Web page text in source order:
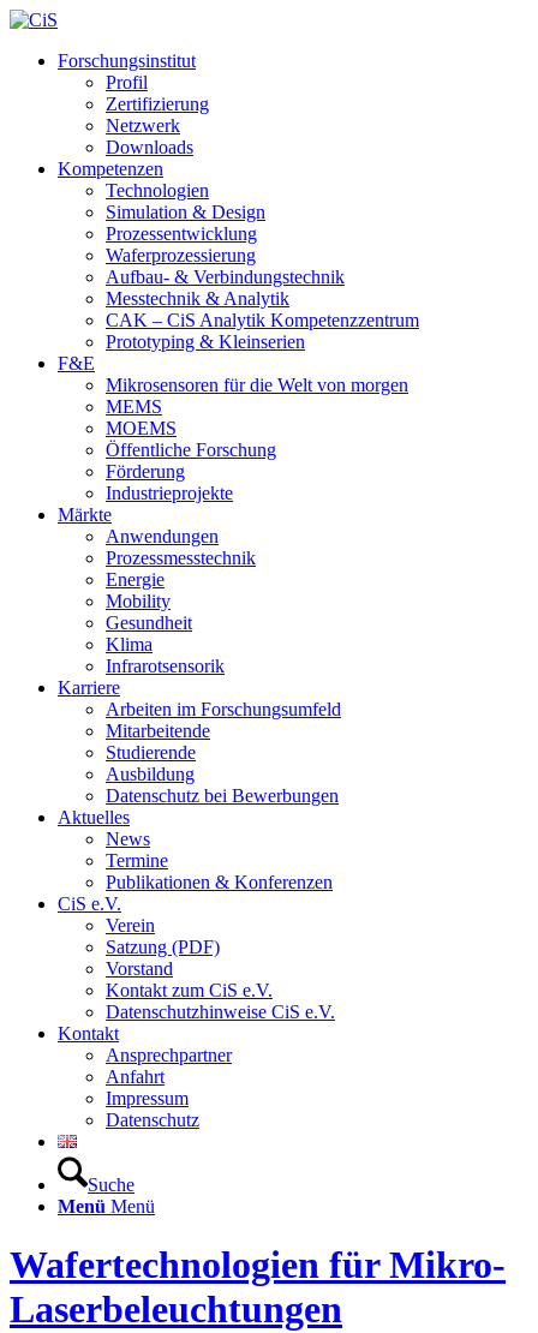
Forschungsinstitut
Profil
Zertifizierung
Netzwerk
Downloads
Kompetenzen
Technologien
Simulation & Design
Prozessentwicklung
Waferprozessierung
Aufbau- & Verbindungstechnik
Messtechnik & Analytik
CAK – CiS Analytik Kompetenzzentrum
Prototyping & Kleinserien
F&E
Mikrosensoren für die Welt von morgen
MEMS
MOEMS
Öffentliche Forschung
Förderung
Industrieprojekte
Märkte
Anwendungen
Prozessmesstechnik
Energie
Mobility
Gesundheit
Klima
Infrarotsensorik
Karriere
Arbeiten im Forschungsumfeld
Mitarbeitende
Studierende
Ausbildung
Datenschutz bei Bewerbungen
Aktuelles
News
Termine
Publikationen & Konferenzen
CiS e.V.
Verein
Satzung (PDF)
Vorstand
Kontakt zum CiS e.V.
Datenschutzhinweise CiS e.V.
Kontakt
Ansprechpartner
Anfahrt
Impressum
Datenschutz
Suche
Menü Menü
Wafertechnologien für Mikro-
Laserbeleuchtungen